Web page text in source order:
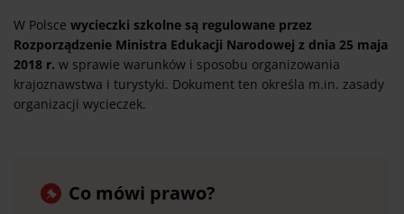
W Polsce wycieczki szkolne są regulowane przez
Rozporządzenie Ministra Edukacji Narodowej z dnia 25 maja
2018 r. w sprawie warunków i sposobu organizowania
krajoznawstwa i turystyki. Dokument ten określa m.in. zasady
organizacji wycieczek.
Co mówi prawo?